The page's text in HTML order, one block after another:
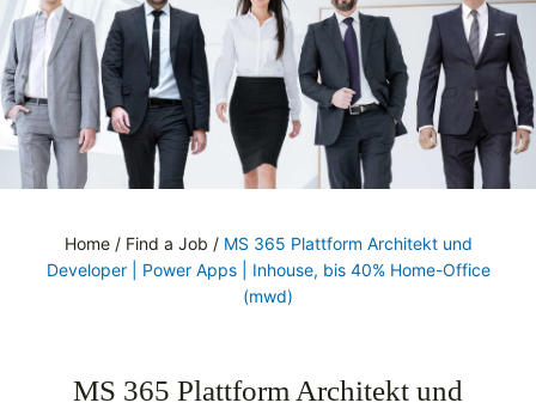
Home/ Find a Job / MS 365 Plattform Architekt und
Developer | Power Apps | Inhouse, bis 40% Home-Office
(mwd)
MS 365 Plattform Architekt und